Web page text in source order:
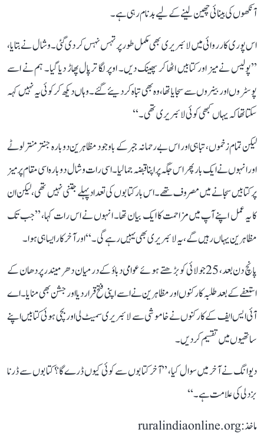
آنکھوں کی بینائی چھین لینے کے لیے بدنام رہی ہے۔
اس پوری کارروائی میں لائبریری بھی مکمل طور پر تہس نہس کر دی گئی۔ وشال نے بتایا،
’’پولیس نے میز اور کتابیں اٹھا کر پھینک دیں۔ اوپر لگا ترپال پھاڑ دیا گیا۔ ہم نے اسے
پوسٹروں اور بینروں سے سجایا تھا، وہ بھی تباہ کر دیئے گئے۔ وہاں دیکھ کر کوئی یہ نہیں کہہ
سکتا تھا کہ یہاں کبھی کوئی لائبریری تھی۔‘‘
لیکن تمام زخموں، تباہی اور اس بے رحمانہ جبر کے باوجود مظاہرین دوبارہ جنتر منتر لوٹے
اور انہوں نے ایک بار پھر اس جگہ پر اپنا قبضہ جما لیا۔ اسی رات وشال دوبارہ اسی مقام پر میز
پر کتابیں سجانے میں مصروف تھے۔ اس بار کتابوں کی تعداد پہلے جتنی نہیں تھی، لیکن ان
کا یہ عمل اپنے آپ میں مزاحمت کا ایک بیان تھا۔ انہوں نے اس رات کہا، ’’جب تک
مظاہرین یہاں رہیں گے، یہ لائبریری بھی یہیں رہے گی۔‘‘ اور آخرکار ایسا ہی ہوا۔
پانچ دن بعد، 25 جولائی کو بڑھتے ہوئے عوامی دباؤ کے درمیان دھرمیندر پردھان کے
استعفے کے بعد طلبہ کارکنوں اور مظاہرین نے اسے اپنی فتح قرار دیا اور جشن بھی منایا۔ اے
آئی ایس ایف کے کارکنوں نے خاموشی سے لائبریری سمیٹ لی اور بچی ہوئی کتابیں اپنے
ساتھیوں میں تقسیم کردیں۔
دیوانگ نے آخر میں سوال کیا، ’’آخر کتابوں سے کوئی کیوں ڈرے گا؟ کتابوں سے ڈرنا
بزدلی کی علامت ہے۔‘‘
ماخذ: ruralindiaonline.org